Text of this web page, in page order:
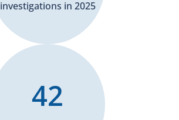
investigations in 2025
42